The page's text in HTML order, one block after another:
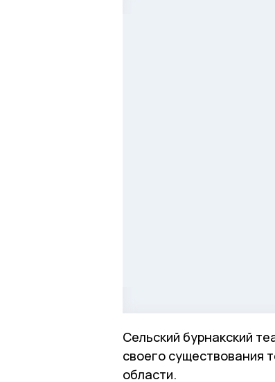
Сельский бурнакский
своего существования
области.